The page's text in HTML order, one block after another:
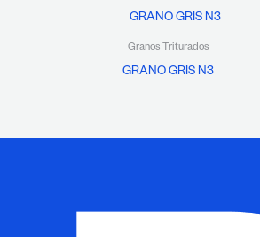
Granos Triturados
GRANO GRIS N3